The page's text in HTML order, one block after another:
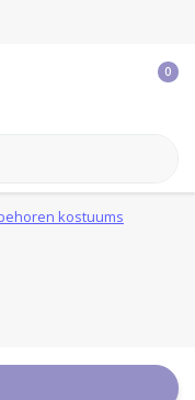
0
kostuums